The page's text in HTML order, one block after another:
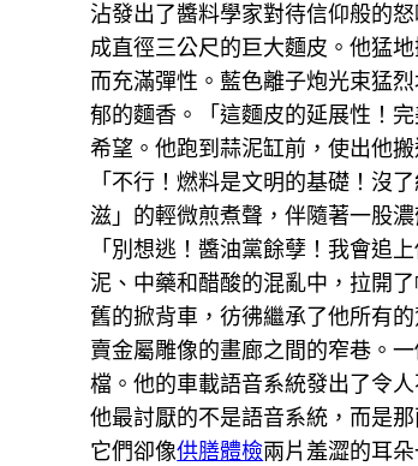
沾發出了醬料學家對待信仰般的
成直徑三公尺的巨大麵皮。他猛
而充滿彈性。藍色離子炮光束猛
郁的麵香。「這麵皮的延展性！
希望。他跑到蒜泥缸前，使出他
「不行！燃料是文明的基礎！沒
滋」的輕微煎煮聲，伴隨著一股
「別想逃！醬油黨餘孽！我會追
泥、中藥和醋酸的混亂中，拉開
舊的掀背車，彷彿繼承了他所有
賣金屬雕像的畫廊之間的窄巷。
檔。他的車載語音系統發出了令
他最討厭的不是語音系統，而是
它們卻像供膳體檢兩片羞澀的耳